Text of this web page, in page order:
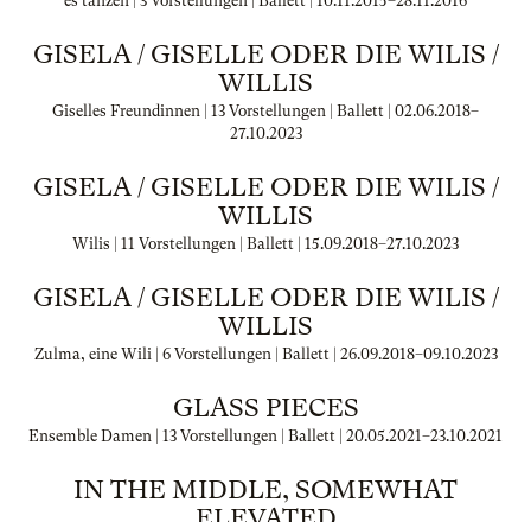
GISELA / GISELLE ODER DIE WILIS /
WILLIS
Giselles Freundinnen | 13 Vorstellungen | Ballett | 02.06.2018–
27.10.2023
GISELA / GISELLE ODER DIE WILIS /
WILLIS
Wilis | 11 Vorstellungen | Ballett | 15.09.2018–27.10.2023
GISELA / GISELLE ODER DIE WILIS /
WILLIS
Zulma, eine Wili | 6 Vorstellungen | Ballett | 26.09.2018–09.10.2023
GLASS PIECES
Ensemble Damen | 13 Vorstellungen | Ballett | 20.05.2021–23.10.2021
IN THE MIDDLE, SOMEWHAT